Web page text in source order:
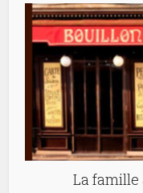
La famille